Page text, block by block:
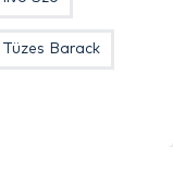
, ami
Tüzes Barack